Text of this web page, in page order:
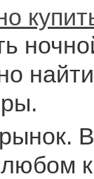
В
любом